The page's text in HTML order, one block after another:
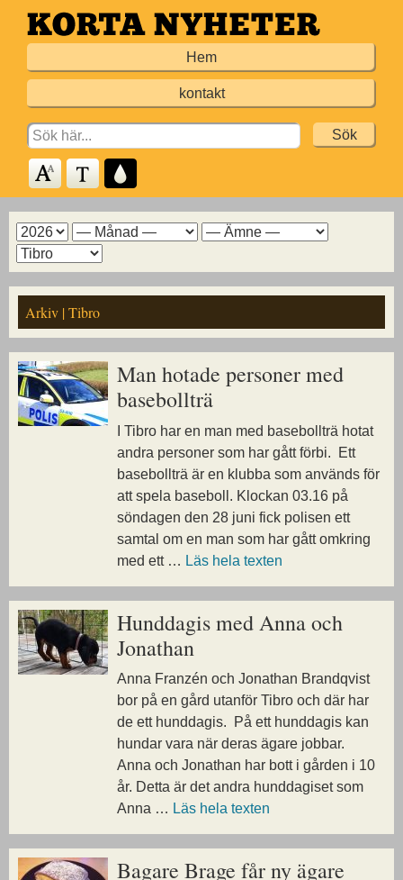
Hoppa
till
Hem
kontakt
Search
for:
Arkiv
för
år
Arkiv
månad
Arkiv
ämne
kommun
Arkiv | Tibro
Man hotade personer med
basebollträ
I Tibro har en man med basebollträ hotat
andra personer som har gått förbi. Ett
basebollträ är en klubba som används för
att spela baseboll. Klockan 03.16 på
söndagen den 28 juni fick polisen ett
samtal om en man som har gått omkring
med ett … Läs hela texten
Hunddagis med Anna och
Jonathan
Anna Franzén och Jonathan Brandqvist
bor på en gård utanför Tibro och där har
de ett hunddagis. På ett hunddagis kan
hundar vara när deras ägare jobbar.
Anna och Jonathan har bott i gården i 10
år. Detta är det andra hunddagiset som
Anna … Läs hela texten
Bagare Brage får ny ägare